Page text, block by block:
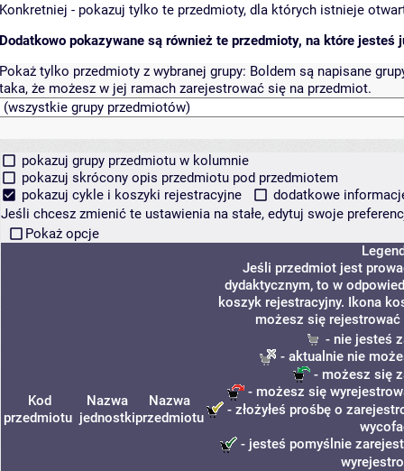
Konkretniej - pokazuj tylko te przedmioty, dla których istnieje
Dodatkowo pokazywane są również te przedmioty, na które jesteś
Pokaż tylko przedmioty z wybranej grupy: Boldem są napisane
taka, że możesz w jej ramach zarejestrować się na przedmiot.
pokazuj grupy przedmiotu w kolumnie
pokazuj skrócony opis przedmiotu pod przedmiotem
pokazuj cykle i koszyki rejestracyjne
dodatkowe
Jeśli chcesz zmienić te ustawienia na stałe, edytuj swoje
Pokaż opcje
Kod
przedmiotu
Nazwa
jednostki
Nazwa
przedmiotu
Jeśli przedmiot jest
dydaktycznym, to w
koszyk rejestracyjny. Ikona
możesz się rejestrować
- nie jesteś
- aktualnie nie
- możesz się
- możesz się
- złożyłeś prośbę o
- jesteś pomyślnie